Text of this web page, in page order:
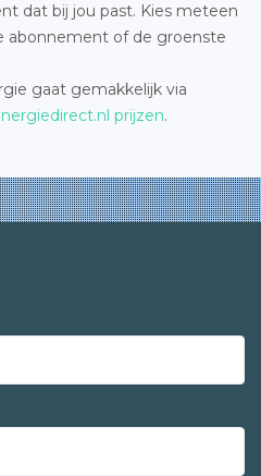
dat bij jou past. Kies meteen
abonnement of de groenste
gaat gemakkelijk via
prijzen.